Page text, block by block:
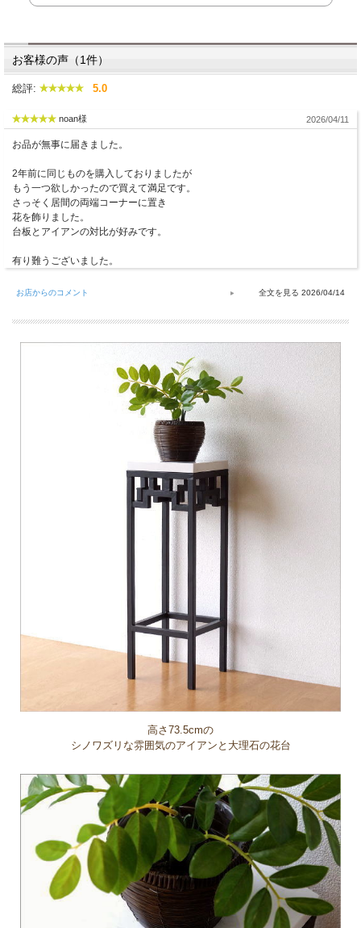
お客様の声（1件）
総評: 5.0
noan様 2026/04/11
お品が無事に届きました。
2年前に同じものを購入しておりましたが
もう一つ欲しかったので買えて満足です。
さっそく居間の両端コーナーに置き
花を飾りました。
台板とアイアンの対比が好みです。
有り難うございました。
お店からのコメント 2026/04/14
高さ73.5cmの
シノワズリな雰囲気のアイアンと大理石の花台